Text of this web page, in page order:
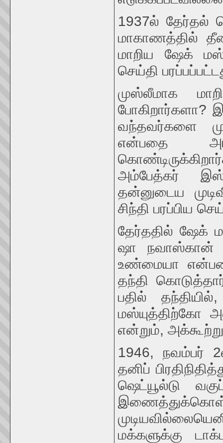
1937ல் தேர்தல்
மாகாணத்தில்
மாறிய ஷேக்
செய்தி
முஸ்லீமாக
போகிறார்களா?
வந்தவர்களை
என்பதை
அம்பேத்கர்
தன்னுடைய
சிந்தி பரப்பிய
தேர்ததில் ஷேக்
ஷா நவாஸ்கான்
உண்மையா
தந்தி
பதில்
மஸ்யுத்திற்கோ
என்றும், அக்கூற்று
1946, நவம்பர்
தனிப்
ஷெட்யூல்டு
மக்களுக்கு